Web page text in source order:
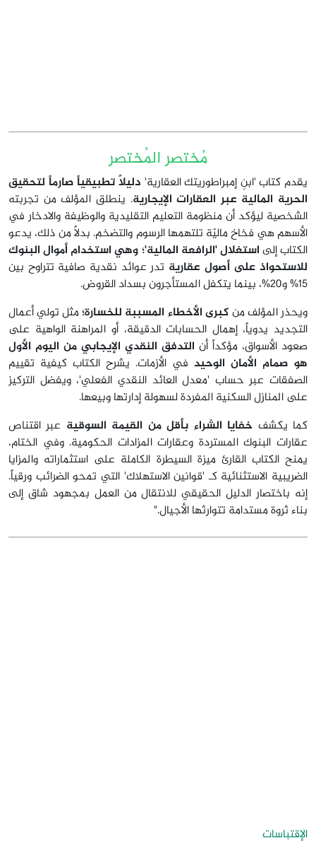
مُختصر المُختصر
يقدم كتاب 'ابنِ إمبراطوريتك العقارية' دليلاً تطبيقياً صارماً لتحقيق
الحرية المالية عبر العقارات الإيجارية. ينطلق المؤلف من تجربته
الشخصية ليؤكد أن منظومة التعليم التقليدية والوظيفة والادخار في
الأسهم هي فخاخ ماليّة تلتهمها الرسوم والتضخم. بدلاً من ذلك، يدعو
الكتاب إلىاستغلال 'الرافعة المالية'؛ وهي استخدام أموال البنوك
للاستحواذ على أصول عقارية تدر عوائد نقدية صافية تتراوح بين
15% و20%، بينما يتكفل المستأجرون بسداد القروض.
ويحذر المؤلف منكبرى الأخطاء المسببة للخسارة؛مثل تولي أعمال
التجديد يدوياً، إهمال الحسابات الدقيقة، أو المراهنة الواهية على
صعود الأسواق، مؤكداً أن التدفق النقدي الإيجابي من اليوم الأول
هو صمام الأمان الوحيد في الأزمات. يشرح الكتاب كيفية تقييم
الصفقات عبر حساب 'معدل العائد النقدي الفعلي'، ويفضل التركيز
على المنازل السكنية المفردة لسهولة إدارتها وبيعها.
كما يكشف خفايا الشراء بأقل من القيمة السوقية عبر اقتناص
عقارات البنوك المستردة وعقارات المزادات الحكومية. وفي الختام،
يمنح الكتاب القارئ ميزة السيطرة الكاملة على استثماراته والمزايا
الضريبية الاستثنائية كـ 'قوانين الاستهلاك' التي تمحو الضرائب ورقياً.
إنه باختصار الدليل الحقيقي للانتقال من العمل بمجهود شاق إلى
بناء ثروة مستدامة تتوارثها الأجيال."
الإقتباسات